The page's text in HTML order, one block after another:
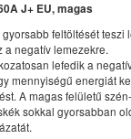
J+ EU, magas
feltöltését teszi
a negatív lemezekre.
lefedik a
mennyiségű energiát
A magas felületű
sokkal gyorsabban